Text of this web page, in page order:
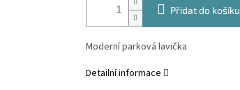
Přidat do košíku
Moderní parková lavička
Detailní informace